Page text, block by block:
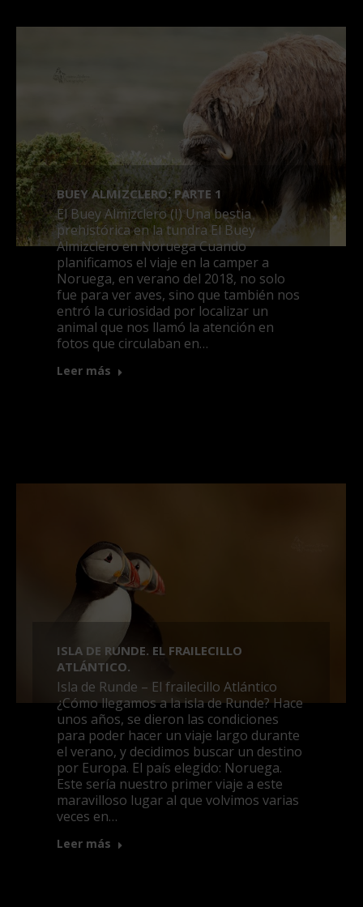
BUEY ALMIZCLERO: PARTE 1
El Buey Almizclero (I) Una bestia
prehistórica en la tundra El Buey
Almizclero en Noruega Cuando
planificamos el viaje en la camper a
Noruega, en verano del 2018, no solo
fue para ver aves, sino que también nos
entró la curiosidad por localizar un
animal que nos llamó la atención en
fotos que circulaban en…
Leer más
ISLA DE RUNDE. EL FRAILECILLO
ATLÁNTICO.
Isla de Runde – El frailecillo Atlántico
¿Cómo llegamos a la isla de Runde? Hace
unos años, se dieron las condiciones
para poder hacer un viaje largo durante
el verano, y decidimos buscar un destino
por Europa. El país elegido: Noruega.
Este sería nuestro primer viaje a este
maravilloso lugar al que volvimos varias
veces en…
Leer más